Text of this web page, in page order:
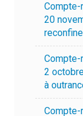
Compte-
20
Compte-
2
à
Compte-